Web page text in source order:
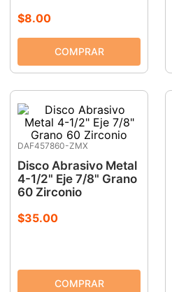
$8.00
DAF457860-ZMX
Disco Abrasivo Metal
4-1/2" Eje 7/8" Grano
60 Zirconio
$35.00